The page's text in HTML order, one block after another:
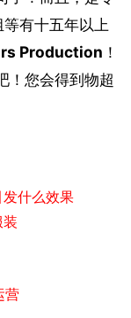
有十五年以上
Production ！
！您会得到物超
什么效果
营